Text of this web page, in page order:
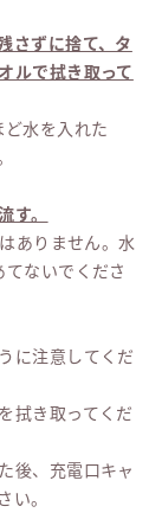
さずに捨て、タ
ルで拭き取って
水を入れた
。
ありません。水
ないでくださ
に注意してくだ
拭き取ってくだ
後、充電口キャ
。